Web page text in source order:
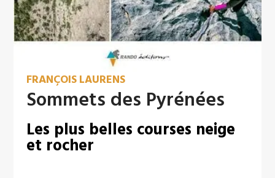
FRANÇOIS LAURENS
Sommets des Pyrénées
Les plus belles courses neige
et rocher